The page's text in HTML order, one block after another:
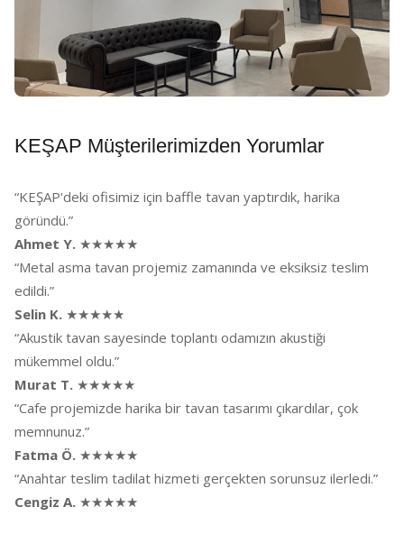
KEŞAP Müşterilerimizden Yorumlar
“KEŞAP'deki ofisimiz için baffle tavan yaptırdık, harika
göründü.”
Ahmet Y. ★★★★★
“Metal asma tavan projemiz zamanında ve eksiksiz teslim
edildi.”
Selin K. ★★★★★
“Akustik tavan sayesinde toplantı odamızın akustiği
mükemmel oldu.”
Murat T. ★★★★★
“Cafe projemizde harika bir tavan tasarımı çıkardılar, çok
memnunuz.”
Fatma Ö. ★★★★★
“Anahtar teslim tadilat hizmeti gerçekten sorunsuz ilerledi.”
Cengiz A. ★★★★★